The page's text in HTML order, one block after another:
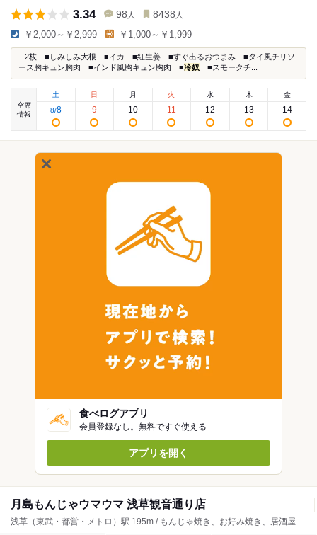
3.34 98 人 8438 人
￥2,000～￥2,999 ￥1,000～￥1,999
...2枚 ■しみしみ大根 ■イカ ■紅生姜 ■すぐ出るおつまみ ■タイ風チリソ
ース胸キュン胸肉 ■インド風胸キュン胸肉 ■冷奴 ■スモークチ...
空席
情報
土
8/8
日
9
月
10
火
11
水
12
木
13
金
14
食べログアプリ
会員登録なし。無料ですぐ使える
アプリを開く
月島もんじゃウマウマ 浅草観音通り店
浅草（東武・都営・メトロ）駅 195m / もんじゃ焼き、お好み焼き、居酒屋